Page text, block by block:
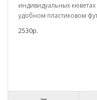
индивидуальных
удобном пластиковом
2530р.